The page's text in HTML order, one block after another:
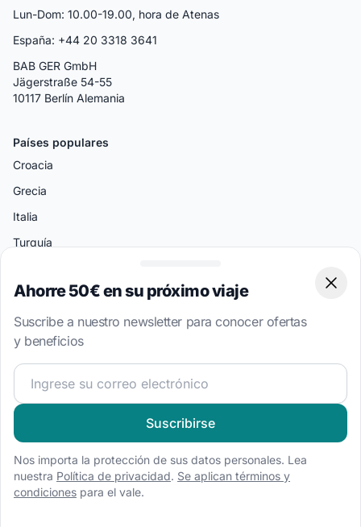
Lun-Dom: 10.00-19.00, hora de Atenas
España: +44 20 3318 3641
BAB GER GmbH
Jägerstraße 54-55
10117 Berlín Alemania
Países populares
Croacia
Grecia
Italia
Turquía
Islas Vírgenes Británicas
Destinos Populares
Split
Atenas
Amalfi
Palermo
Miami
Bodrum
Ahorre 50€ en su próximo viaje
Suscribe a nuestro newsletter para conocer ofertas
y beneficios
¡Únete a nuestra comunidad náutica y recibe contenido
Suscribirse
Nos importa la protección de sus datos personales. Lea
nuestra Política de privacidad. Se aplican términos y
condiciones para el vale.